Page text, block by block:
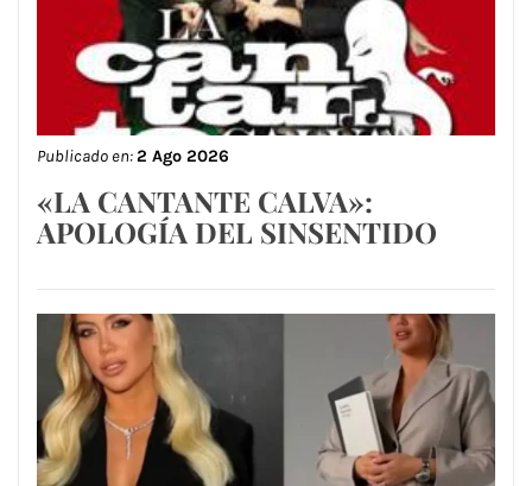
Publicado en:2 Ago 2026
«LA CANTANTE CALVA»:
APOLOGÍA DEL SINSENTIDO